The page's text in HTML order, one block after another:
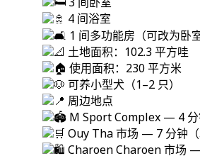
4 间浴室
1 间多功能房（可改为卧室
土地面积：102.3 平方哇
使用面积：230 平方米
可养小型犬（1–2 只）
周边地点
M Sport Complex — 4 分
Ouy Tha 市场 — 7 分钟（
Charoen Charoen 市场